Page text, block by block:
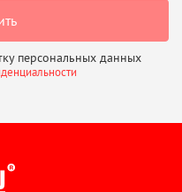
персональных данных